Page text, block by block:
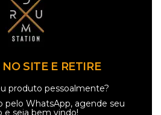
SITE E RETIRE
produto pessoalmente?
pelo WhatsApp, agende seu
e seja bem vindo!